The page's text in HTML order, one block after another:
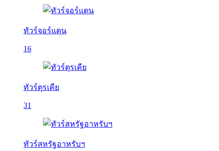
ทัวร์จอร์แดน
16
ทัวร์ตุรเคีย
31
ทัวร์สหรัฐอาหรับฯ